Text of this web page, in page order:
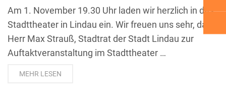
Am 1. November 19.30 Uhr laden wir herzlich in das
Stadttheater in Lindau ein. Wir freuen uns sehr, dass
Herr Max Strauß, Stadtrat der Stadt Lindau zur
Auftaktveranstaltung im Stadttheater …
MEHR LESEN